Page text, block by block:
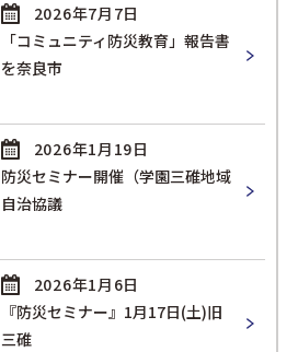
2026年7月7日
「コミュニティ防災教育」報告書
を奈良市
2026年1月19日
防災セミナー開催（学園三碓地域
自治協議
2026年1月6日
『防災セミナー』1月17日(土)旧
三碓